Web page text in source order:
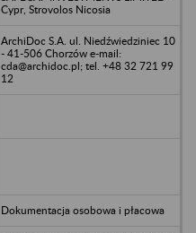
Cypr, Strovolos Nicosia
ArchiDoc S.A. ul. Niedźwiedziniec 10
- 41-506 Chorzów e-mail:
cda@archidoc.pl; tel. +48 32 721 99
12
Dokumentacja osobowa i płacowa